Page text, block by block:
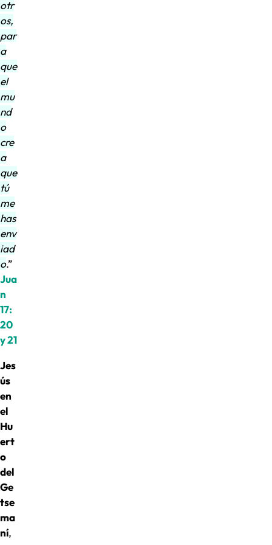
otr
os,
par
a
que
el
mu
nd
o
cre
a
que
tú
me
has
env
iad
o.”
Jua
n
17:
20
y 21
Jes
ús
en
el
Hu
ert
o
del
Ge
tse
ma
ní,